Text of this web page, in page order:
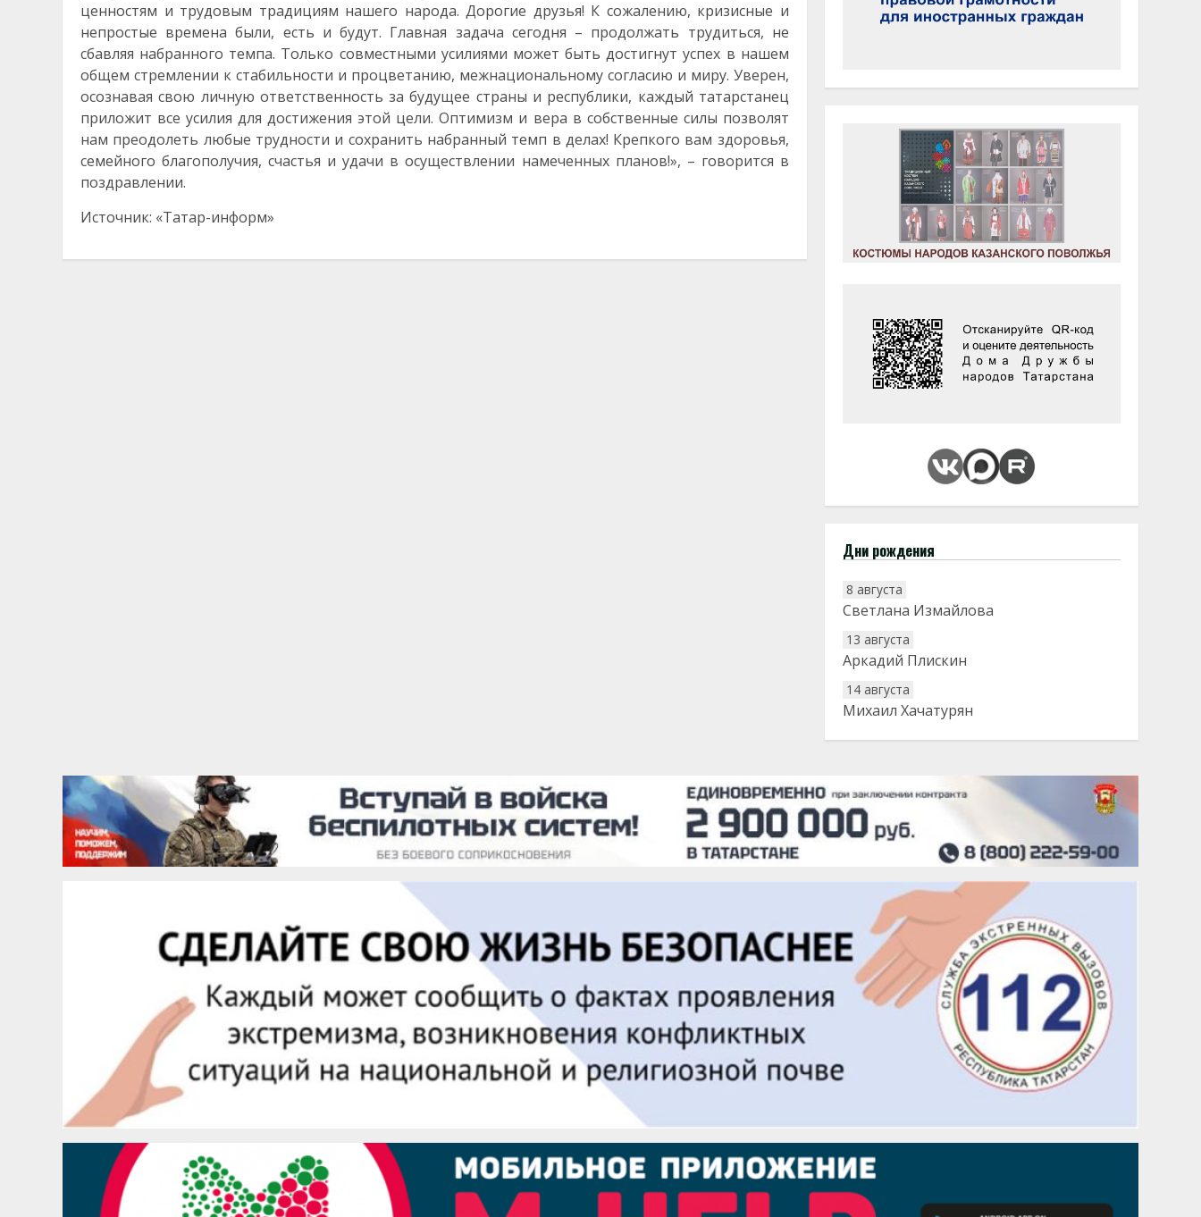
ценностям и трудовым традициям нашего народа. Дорогие друзья! К сожалению, кризисные и
непростые времена были, есть и будут. Главная задача сегодня – продолжать трудиться, не
сбавляя набранного темпа. Только совместными усилиями может быть достигнут успех в нашем
общем стремлении к стабильности и процветанию, межнациональному согласию и миру. Уверен,
осознавая свою личную ответственность за будущее страны и республики, каждый татарстанец
приложит все усилия для достижения этой цели. Оптимизм и вера в собственные силы позволят
нам преодолеть любые трудности и сохранить набранный темп в делах! Крепкого вам здоровья,
семейного благополучия, счастья и удачи в осуществлении намеченных планов!», – говорится в
поздравлении.
Источник: «Татар-информ»
Дни рождения
8 августа
Светлана Измайлова
13 августа
Аркадий Плискин
14 августа
Михаил Хачатурян
20 августа
22 августа
Евгений Ефимов
25 августа
Сэсэгма Бубеева
28 августа
Чингиз Мустафаев
29 августа
Надежда Рослова
1 сентября
Гали Хасанов
Владислав Тома